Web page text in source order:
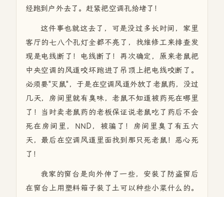
经跑到户外去了。赶紧把空调孔给堵了！
这件事也就这去了，可是没过多长时间，家里
客厅的七八个孔灯全都不亮了，找维修工来排查发
现是电线断了！电线断了！再次确定，原来老鼠把
中央空调的风道咬坏跑进了吊顶上把电线咬断了。
必须要"灭鼠"，于是在空调风道外放了老鼠药，没过
几天，房间里就有臭味，老鼠不知道被药死在哪里
了！当时卖老鼠药的老板保证说老鼠吃了药后不会
死在房间里，NND，被骗了！房间里臭了有五六
天，最后在空调风道里面找到那只死老鼠！恶心死
了！
我家的窗台是向外伸了一些，安装了防盗窗后
在窗台上用塑料箱子装了土可以种些小菜什么的。